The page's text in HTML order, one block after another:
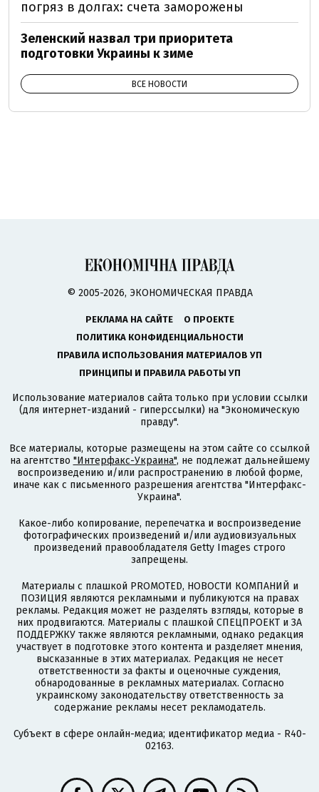
погряз в долгах: счета заморожены
Зеленский назвал три приоритета
подготовки Украины к зиме
ВСЕ НОВОСТИ
© 2005-2026, ЭКОНОМИЧЕСКАЯ ПРАВДА
РЕКЛАМА НА САЙТЕ
О ПРОЕКТЕ
ПОЛИТИКА КОНФИДЕНЦИАЛЬНОСТИ
ПРАВИЛА ИСПОЛЬЗОВАНИЯ МАТЕРИАЛОВ УП
ПРИНЦИПЫ И ПРАВИЛА РАБОТЫ УП
Использование материалов сайта только при условии ссылки
(для интернет-изданий - гиперссылки) на "Экономическую
правду".
Все материалы, которые размещены на этом сайте со ссылкой
на агентство "Интерфакс-Украина", не подлежат дальнейшему
воспроизведению и/или распространению в любой форме,
иначе как с письменного разрешения агентства "Интерфакс-
Украина".
Какое-либо копирование, перепечатка и воспроизведение
фотографических произведений и/или аудиовизуальных
произведений правообладателя Getty Images строго
запрещены.
Материалы с плашкой PROMOTED, НОВОСТИ КОМПАНИЙ и
ПОЗИЦИЯ являются рекламными и публикуются на правах
рекламы. Редакция может не разделять взгляды, которые в
них продвигаются. Материалы с плашкой СПЕЦПРОЕКТ и ЗА
ПОДДЕРЖКУ также являются рекламными, однако редакция
участвует в подготовке этого контента и разделяет мнения,
высказанные в этих материалах. Редакция не несет
ответственности за факты и оценочные суждения,
обнародованные в рекламных материалах. Согласно
украинскому законодательству ответственность за
содержание рекламы несет рекламодатель.
Субъект в сфере онлайн-медиа; идентификатор медиа - R40-
02163.